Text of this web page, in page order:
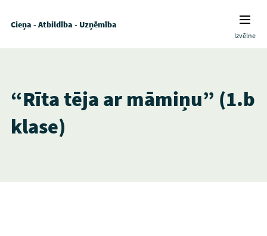
Cieņa - Atbildība - Uzņēmība
Izvēlne
“Rīta tēja ar māmiņu” (1.b
klase)